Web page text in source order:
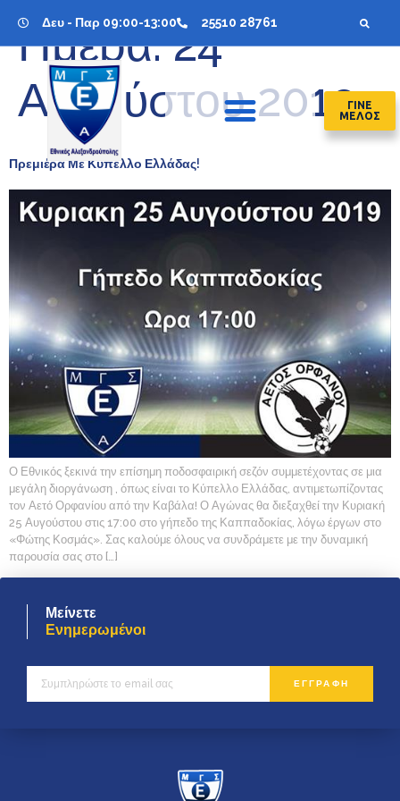
Δευ - Παρ 09:00-13:00 25510 28761
ΓΙΝΕ
ΜΕΛΟΣ
Ημέρα:24
Αυγούστου 2019
Πρεμιέρα Με Κύπελλο Ελλάδας!
Ο Εθνικός ξεκινά την επίσημη ποδοσφαιρική σεζόν συμμετέχοντας σε μια
μεγάλη διοργάνωση , όπως είναι το Κύπελλο Ελλάδας, αντιμετωπίζοντας
τον Αετό Ορφανίου από την Καβάλα! Ο Αγώνας θα διεξαχθεί την Κυριακή
25 Αυγούστου στις 17:00 στο γήπεδο της Καππαδοκίας, λόγω έργων στο
«Φώτης Κοσμάς». Σας καλούμε όλους να συνδράμετε με την δυναμική
παρουσία σας στο […]
Μείνετε
Ενημερωμένοι
ΕΓΓΡΑΦΗ